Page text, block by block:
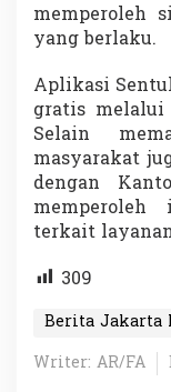
memperoleh
yang berlaku.
Aplikasi
gratis melalui
Selain
masyarakat
dengan
memperoleh
terkait
309
Berita Jakarta
Writer: AR/FA